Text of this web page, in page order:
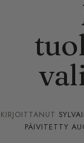
KIRJOITTANUT
PÄIVITETTY